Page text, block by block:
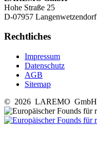
Hohe Straße 25
D-07957 Langenwetzendorf
Rechtliches
Impressum
Datenschutz
AGB
Sitemap
© 2026 LAREMO GmbH